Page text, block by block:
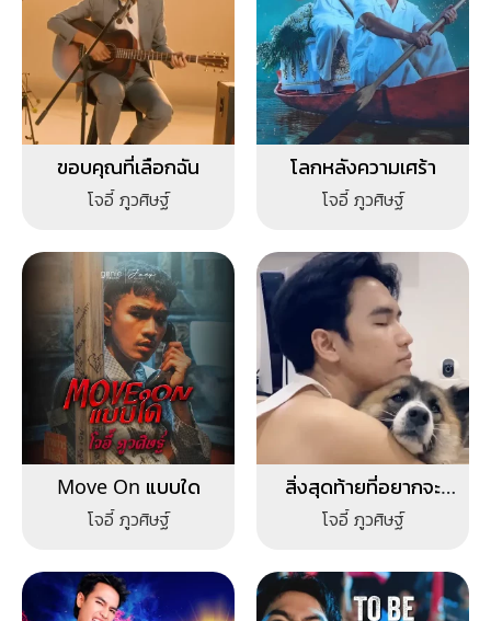
ขอบคุณที่เลือกฉัน
โจอี้ ภูวศิษฐ์
โลกหลังความเศร้า
โจอี้ ภูวศิษฐ์
Move On แบบใด
โจอี้ ภูวศิษฐ์
สิ่งสุดท้ายที่อยากจะ
บอก
โจอี้ ภูวศิษฐ์